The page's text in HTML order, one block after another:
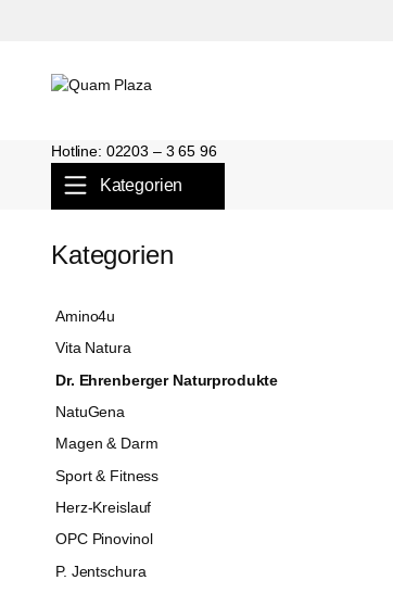
Hotline: 02203 – 3 65 96
Kategorien
Kategorien
Amino4u
Vita Natura
Dr. Ehrenberger Naturprodukte
NatuGena
Magen & Darm
Sport & Fitness
Herz-Kreislauf
OPC Pinovinol
P. Jentschura